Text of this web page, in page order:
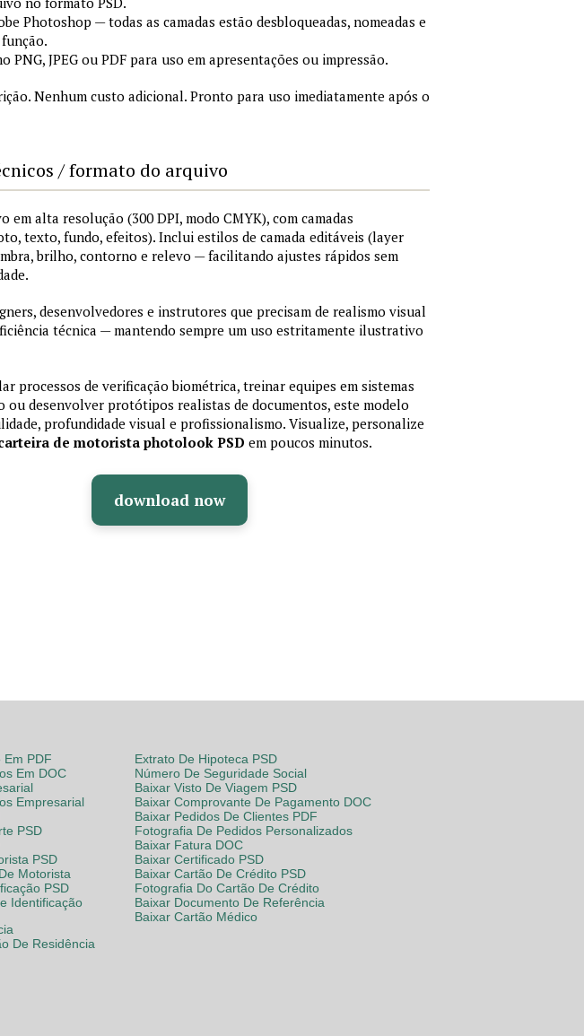
Photoshop — todas as camadas estão desbloqueadas, nomeadas e
PNG, JPEG ou PDF para uso em apresentações ou impressão.
Nenhum custo adicional. Pronto para uso imediatamente após o
/ formato do arquivo
em alta resolução (300 DPI, modo CMYK), com camadas
texto, fundo, efeitos). Inclui estilos de camada editáveis (layer
brilho, contorno e relevo — facilitando ajustes rápidos sem
desenvolvedores e instrutores que precisam de realismo visual
técnica — mantendo sempre um uso estritamente ilustrativo
processos de verificação biométrica, treinar equipes em sistemas
ou desenvolver protótipos realistas de documentos, este modelo
profundidade visual e profissionalismo. Visualize, personalize
de motorista photolook PSD em poucos minutos.
download now
Em PDF
Em DOC
Empresarial
PSD
PSD
Motorista
PSD
Identificação
De Residência
Extrato De Hipoteca PSD
Número De Seguridade Social
Baixar Visto De Viagem PSD
Baixar Comprovante De Pagamento DOC
Baixar Pedidos De Clientes PDF
Fotografia De Pedidos Personalizados
Baixar Fatura DOC
Baixar Certificado PSD
Baixar Cartão De Crédito PSD
Fotografia Do Cartão De Crédito
Baixar Documento De Referência
Baixar Cartão Médico